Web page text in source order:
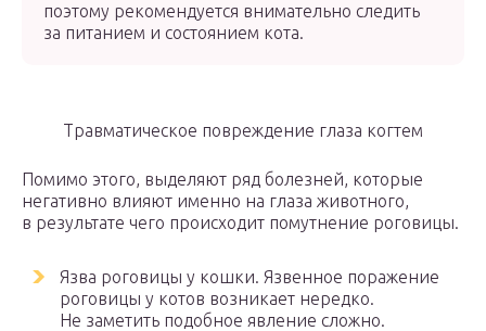
поэтому рекомендуется внимательно следить
за питанием и состоянием кота.
Травматическое повреждение глаза когтем
Помимо этого, выделяют ряд болезней, которые
негативно влияют именно на глаза животного,
в результате чего происходит помутнение роговицы.
Язва роговицы у кошки. Язвенное поражение
роговицы у котов возникает нередко.
Не заметить подобное явление сложно.